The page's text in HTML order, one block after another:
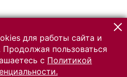
для работы сайта и
пользоваться
с Политикой